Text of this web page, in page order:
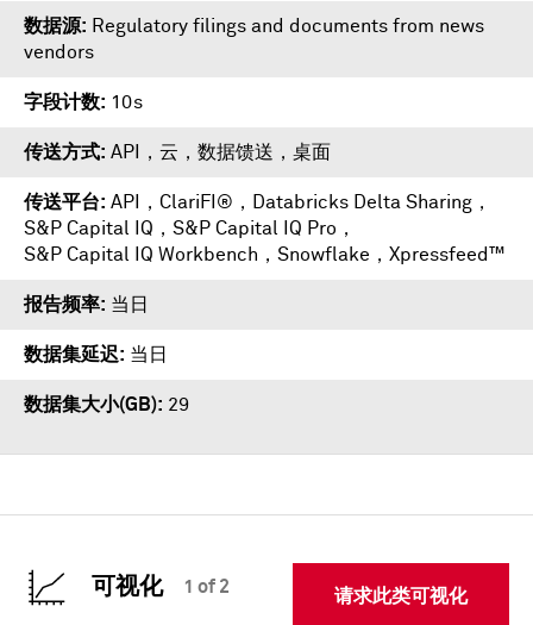
数据源
Regulatory filings and documents from news
vendors
字段计数 10s
传送方式 API，云，数据馈送，桌面
传送平台 API ， ClariFI® ， Databricks Delta Sharing ，
S&P Capital IQ ， S&P Capital IQ Pro ，
S&P Capital IQ Workbench ， Snowflake ， Xpressfeed™
报告频率 当日
数据集延迟 当日
数据集大小(GB) 29
请求此类可视化
可视化 1 of 2